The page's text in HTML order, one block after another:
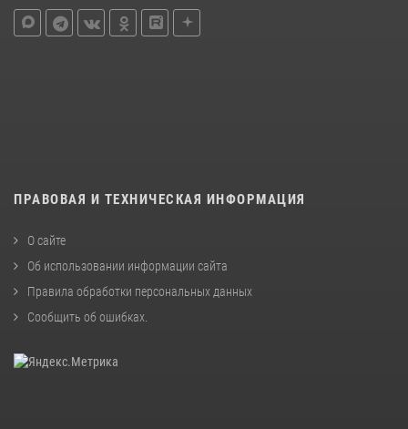
ПРАВОВАЯ И ТЕХНИЧЕСКАЯ ИНФОРМАЦИЯ
О сайте
Об использовании информации сайта
Правила обработки персональных данных
Сообщить об ошибках